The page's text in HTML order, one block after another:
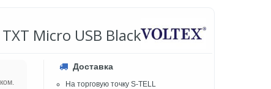
Micro USB Black
Доставка
На торговую точку S-TELL